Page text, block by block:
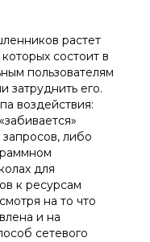
растет
состоит в
пользователям
затруднить его.
воздействия:
либо
для
к ресурсам
на то что
и на
сетевого